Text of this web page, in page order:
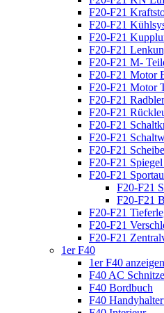
F20-F21
F20-F21
F20-F21
F20-F21
F20-F21 M-
F20-F21 Motor
F20-F21 Motor
F20-F21
F20-F21
F20-F21
F20-F21
F20-F21
F20-F21
F20-F21
F20-F21
F20-F21
F20-F21
F20-F21
F20-F21
1er F40
1er F40 anzeigen
F40 AC
F40 Bordbuch
F40